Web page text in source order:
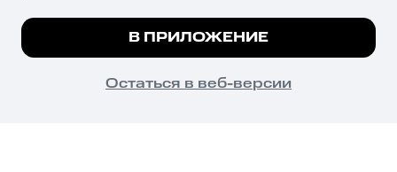
психотропных веществ, их аналогов причиняет вред здоровью,
их незаконный оборот запрещён и влечёт установленную
законодательством ответственность.
© 2026 ООО «КИОН».
Все права защищены
Мы используем куки, чтобы на сайте все
Подробнее
ПОНЯТНО
В ПРИЛОЖЕНИЕ
Остаться в веб-версии